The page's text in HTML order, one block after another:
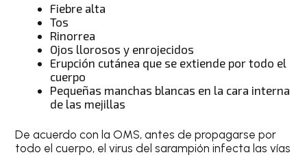
Fiebre alta
Tos
Rinorrea
Ojos llorosos y enrojecidos
Erupción cutánea que se extiende por todo el
cuerpo
Pequeñas manchas blancas en la cara interna
de las mejillas
De acuerdo con la OMS, antes de propagarse por
todo el cuerpo, el virus del sarampión infecta las vías